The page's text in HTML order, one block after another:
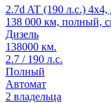
2.7d AT (190 л.с.)
138 000 км, полный,
Дизель
138000 км.
2.7 / 190 л.с.
Полный
Автомат
2 владельца